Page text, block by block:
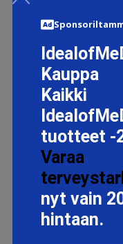
Kauppa
Kaikki
tuotteet -
Varaa
nyt vain
hintaan.